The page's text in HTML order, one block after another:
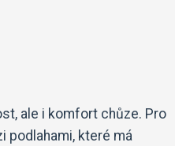
ale i komfort chůze. Pro
podlahami, které má